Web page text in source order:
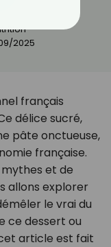
2025
français
délice sucré,
pâte onctueuse,
française.
et de
allons explorer
le vrai du
ce dessert ou
article est fait